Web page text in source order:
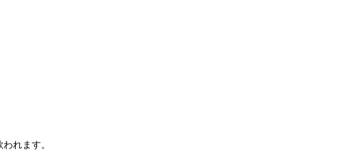
れます。